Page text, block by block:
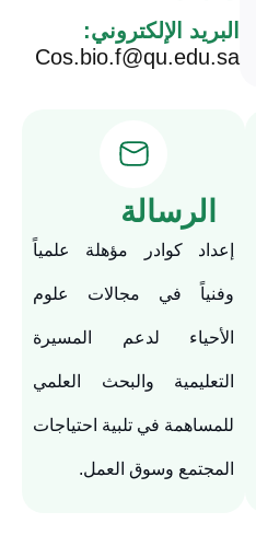
البريد الإلكتروني:
Cos.bio.f@qu.edu.sa
الرسالة
إعداد كوادر مؤهلة علمياً
وفنياً في مجالات علوم
الأحياء لدعم المسيرة
التعليمية والبحث العلمي
للمساهمة في تلبية احتياجات
المجتمع وسوق العمل.